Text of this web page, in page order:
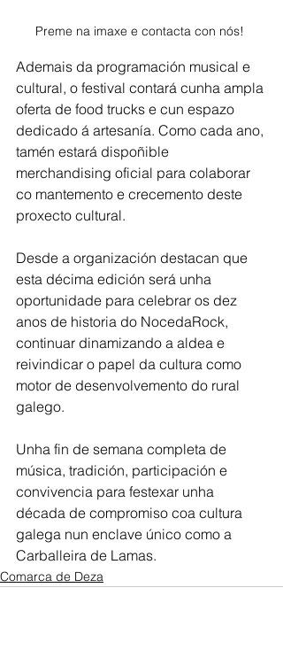
Preme na imaxe e contacta con nós!
Ademais da programación musical e
cultural, o festival contará cunha ampla
oferta de food trucks e cun espazo
dedicado á artesanía. Como cada ano,
tamén estará dispoñible
merchandising oficial para colaborar
co mantemento e crecemento deste
proxecto cultural.
Desde a organización destacan que
esta décima edición será unha
oportunidade para celebrar os dez
anos de historia do NocedaRock,
continuar dinamizando a aldea e
reivindicar o papel da cultura como
motor de desenvolvemento do rural
galego.
Unha fin de semana completa de
música, tradición, participación e
convivencia para festexar unha
década de compromiso coa cultura
galega nun enclave único como a
Carballeira de Lamas.
Comarca de Deza